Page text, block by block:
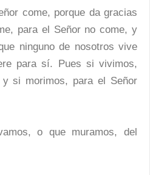
come, porque da gracias
para el Señor no come, y
ninguno de nosotros vive
para sí. Pues si vivimos,
si morimos, para el Señor
o que muramos, del